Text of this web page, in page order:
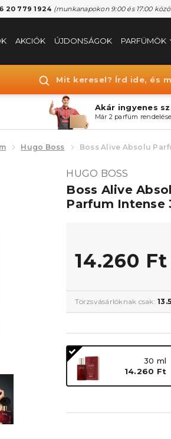
20 779 1924 (munkanapokon 9:00 és 17:00
AKCIÓK ÚJDONSÁGOK PARFÜMÖK
Mit keresel? Írd ide, és
Akár ingyenes
Már 2 parfüm
Hugo Boss Boss Alive Absolu
HUGO BOSS
Boss Alive
Parfum Intense
14.260 Ft
Törzsvásárlóknak csak:
30 ml
14.260 Ft